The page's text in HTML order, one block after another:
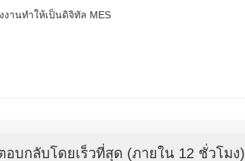
งานทำให้เป็นดิจิทัล MES
อบกลับโดยเร็วที่สุด (ภายใน 12 ชั่วโมง)